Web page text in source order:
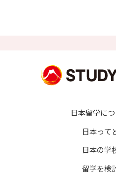
日本留学に
日本って
日本の学
留学を検